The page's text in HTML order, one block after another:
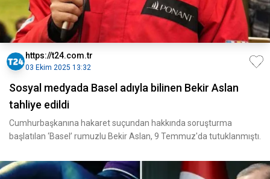
https://t24.com.tr
03 Ekim 2025 13:32
Sosyal medyada Basel adıyla bilinen Bekir Aslan
tahliye edildi
Cumhurbaşkanına hakaret suçundan hakkında soruşturma
başlatılan ‘Basel’ rumuzlu Bekir Aslan, 9 Temmuz'da tutuklanmıştı.